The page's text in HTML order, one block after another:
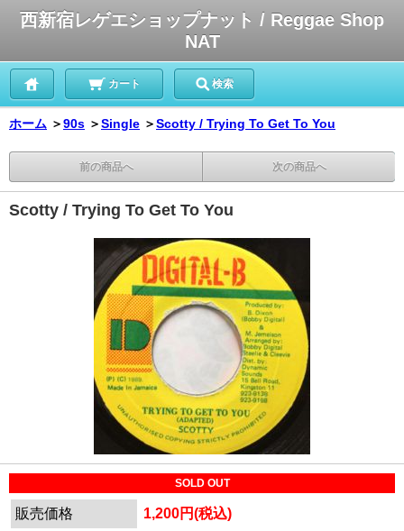
西新宿レゲエショップナット / Reggae Shop
NAT
カート 検索
ホーム ＞90s ＞Single ＞Scotty / Trying To Get To You
前の商品へ 次の商品へ
Scotty / Trying To Get To You
SOLD OUT
販売価格 1,200円(税込)